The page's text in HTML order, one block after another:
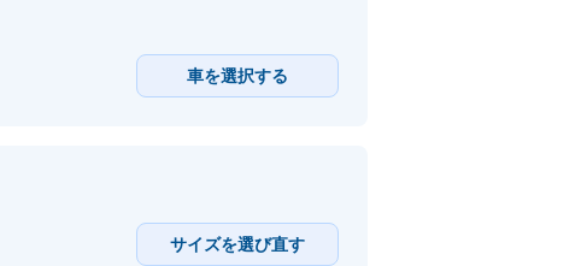
車を選択する
サイズを選び直す